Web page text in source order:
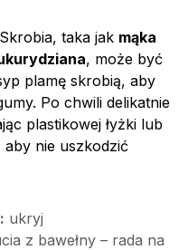
taka jak mąka
, może być
plamę skrobią, aby
Po chwili delikatnie
plastikowej łyżki lub
aby nie uszkodzić
ukryj
z bawełny – rada na